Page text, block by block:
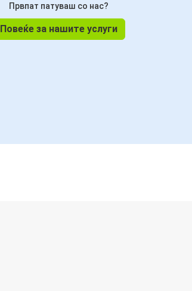
Првпат патуваш со нас?
Повеќе за нашите услуги